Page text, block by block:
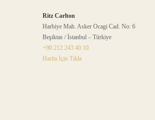
Ritz Carlton
Harbiye Mah. Asker Ocagi Cad. No: 6
Beşiktas / İstanbul – Türkiye
+90 212 243 40 10
Harita İçin Tıkla